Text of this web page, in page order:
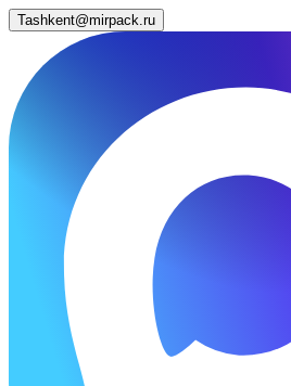
Tashkent@mirpack.ru